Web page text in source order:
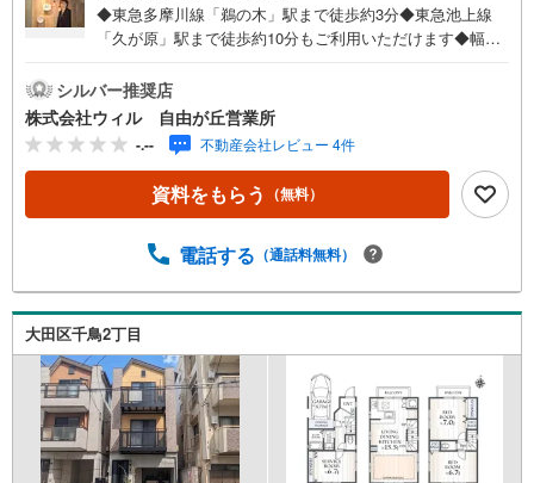
◆東急多摩川線「鵜の木」駅まで徒歩約3分◆東急池上線
「久が原」駅まで徒歩約10分もご利用いただけます◆幅員
一人暮らしや二人暮らしにもおすすめの2DK◆全室採光の
ある気持ちの良いお住まい◆キッズスペースやお子様のお
昼寝スペース、客間としても活躍する和室有り◆ゴミ出し
にも便利な勝手口はキッチンに設けられています◆浴室に
は窓が設けられ、換気環境良好◆「ライフ 鵜の木店」ま
で徒歩約3分！「まいばすけっと 鵜の木1丁目店」までも
業時間 10:00～19:00】上記時間はお電話が繋がりやすくな
場合はご見学予約ボタンよりご希望の日時をご記入いただ
けますとスムーズにご案内が可能です。～住宅ローン～諸
費用込融資や築年数の古い物件のローンも得意としてお
り、最適な銀行をご提案します。～リフォーム～理想の間
取り、テイストを作り上げられます！リフォームプランナ
ーの同行も可能です。
シルバー推奨店
株式会社ウィル 自由が丘営業所
-.-- 不動産会社レビュー 4件
資料をもらう （無料）
電話する （通話料無料）
大田区千鳥2丁目